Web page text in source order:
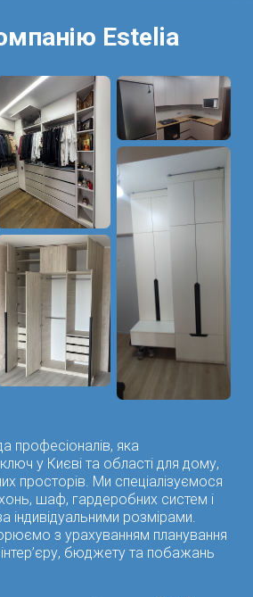
Estelia
професіоналів, яка
у Києві та області для дому,
просторів. Ми спеціалізуємося
шаф, гардеробних систем і
індивідуальними розмірами.
з урахуванням планування
бюджету та побажань